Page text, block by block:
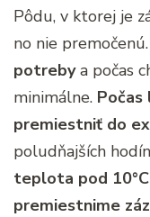
Pôdu, v ktorej je
no nie premočenú.
potrebya počas
minimálne.
premiestniť do
poludňajších
teplota pod 10°C
premiestnime